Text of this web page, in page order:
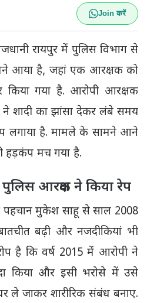
Join करें
रायपुर में पुलिस विभाग से
आया है, जहां एक आरक्षक को
किया गया है. आरोपी आरक्षक
शादी का झांसा देकर लंबे समय
लगाया है. मामले के सामने आने
हड़कंप मच गया है.
आरक्षक ने किया रेप
पहचान मुकेश साहू से साल 2008
बढ़ी और नजदीकियां भी
है कि वर्ष 2015 में आरोपी ने
किया और इसी भरोसे में उसे
ले जाकर शारीरिक संबंध बनाए.